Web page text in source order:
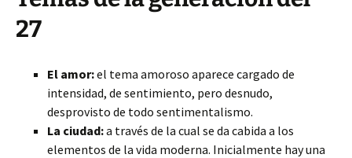
27
El amor:el tema amoroso aparece cargado de
intensidad, de sentimiento, pero desnudo,
desprovisto de todo sentimentalismo.
La ciudad:a través de la cual se da cabida a los
elementos de la vida moderna. Inicialmente hay una